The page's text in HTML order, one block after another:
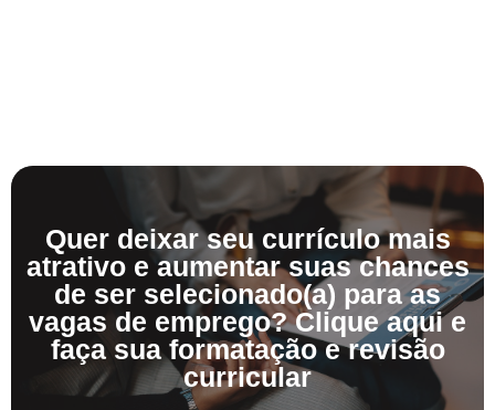
Quer deixar seu currículo mais
atrativo e aumentar suas chances
de ser selecionado(a) para as
vagas de emprego? Clique aqui e
faça sua formatação e revisão
curricular